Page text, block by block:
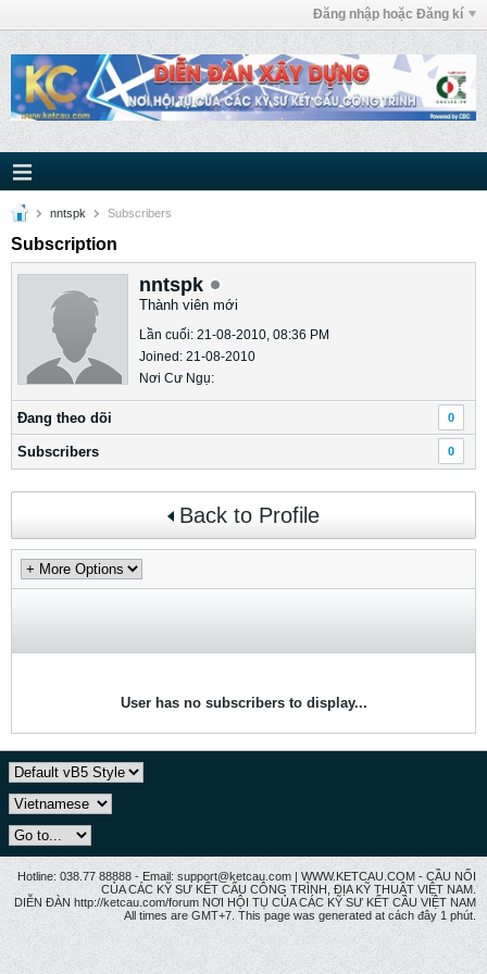
Đăng nhập hoặc Đăng kí
nntspk Subscribers
Subscription
nntspk
Thành viên mới
Lần cuối: 21-08-2010, 08:36 PM
Joined: 21-08-2010
Nơi Cư Ngụ:
Ðang theo dõi 0
Subscribers 0
Back to Profile
User has no subscribers to display...
Hotline: 038.77 88888 - Email: support@ketcau.com | WWW.KETCAU.COM - CẦU NỐI
CỦA CÁC KỸ SƯ KẾT CẤU CÔNG TRÌNH, ĐỊA KỸ THUẬT VIỆT NAM.
DIỄN ĐÀN http://ketcau.com/forum NƠI HỘI TỤ CỦA CÁC KỸ SƯ KẾT CÂU VIỆT NAM
All times are GMT+7. This page was generated at cách đây 1 phút.